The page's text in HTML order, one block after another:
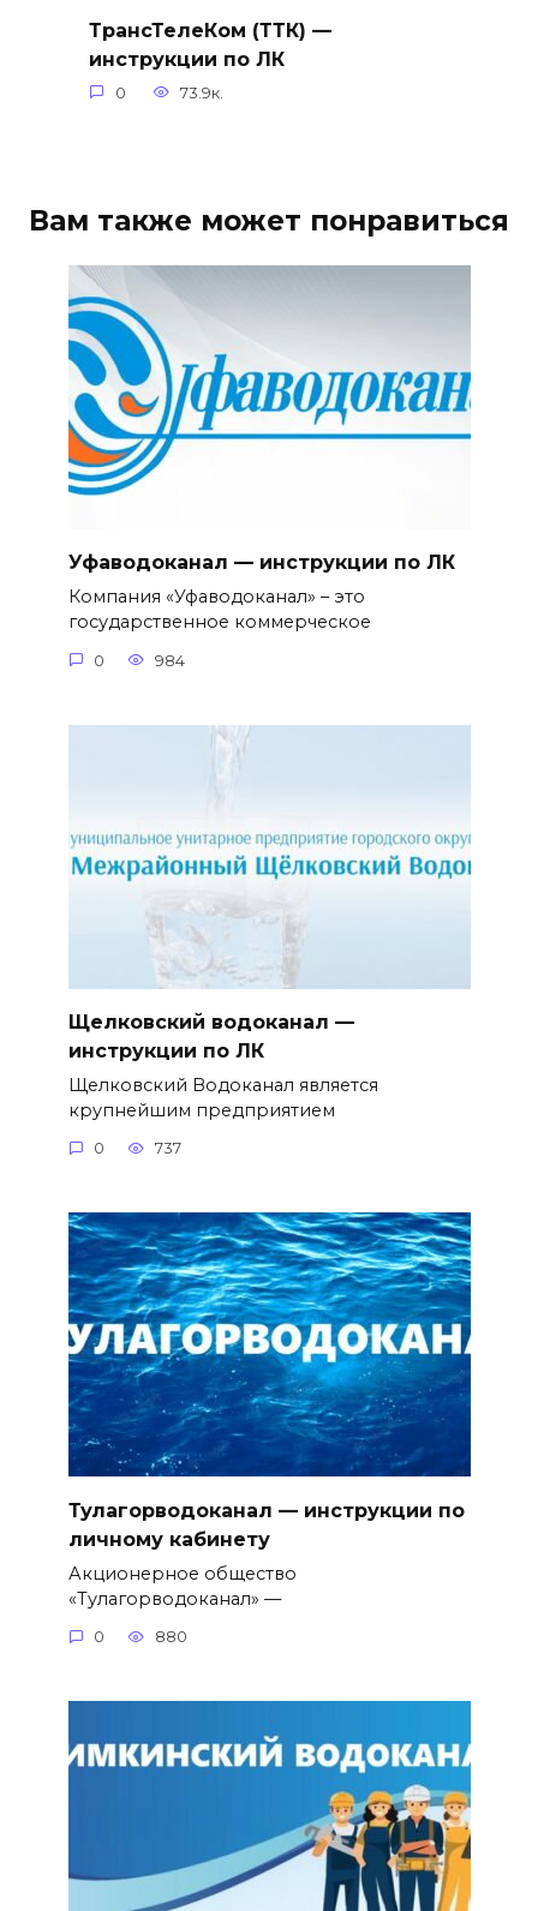
ТрансТелеКом (ТТК) —
инструкции по ЛК
0 73.9к.
Вам также может понравиться
Уфаводоканал — инструкции по ЛК
Компания «Уфаводоканал» – это
государственное коммерческое
0 984
Щелковский водоканал —
инструкции по ЛК
Щелковский Водоканал является
крупнейшим предприятием
0 737
Тулагорводоканал — инструкции по
личному кабинету
Акционерное общество
«Тулагорводоканал» —
0 880